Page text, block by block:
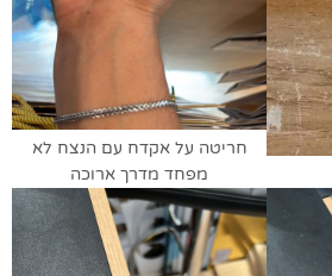
חריטה על אקדח עם הנצח לא
מפחד מדרך ארוכה